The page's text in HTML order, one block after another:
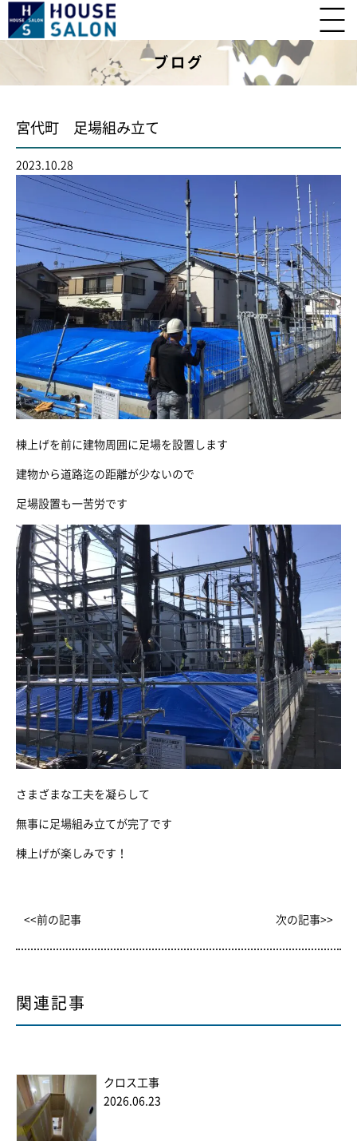
ブログ
宮代町 足場組み立て
2023.10.28
棟上げを前に建物周囲に足場を設置します
建物から道路迄の距離が少ないので
足場設置も一苦労です
さまざまな工夫を凝らして
無事に足場組み立てが完了です
棟上げが楽しみです！
<<前の記事 次の記事>>
関連記事
クロス工事
2026.06.23